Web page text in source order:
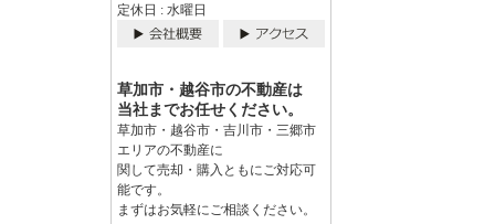
定休日 : 水曜日
草加市・越谷市の不動産は
当社までお任せください。
草加市・越谷市・吉川市・三郷市
エリアの不動産に
関して売却・購入ともにご対応可
能です。
まずはお気軽にご相談ください。